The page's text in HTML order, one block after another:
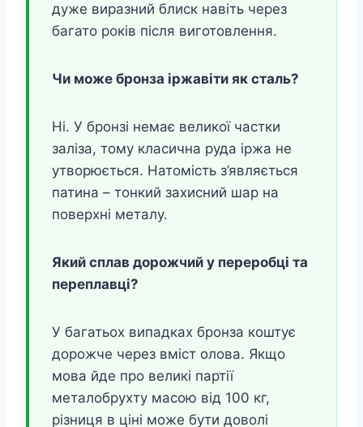
дуже виразний блиск навіть через
багато років після виготовлення.
Чи може бронза іржавіти як сталь?
Ні. У бронзі немає великої частки
заліза, тому класична руда іржа не
утворюється. Натомість з’являється
патина – тонкий захисний шар на
поверхні металу.
Який сплав дорожчий у переробці та
переплавці?
У багатьох випадках бронза коштує
дорожче через вміст олова. Якщо
мова йде про великі партії
металобрухту масою від 100 кг,
різниця в ціні може бути доволі